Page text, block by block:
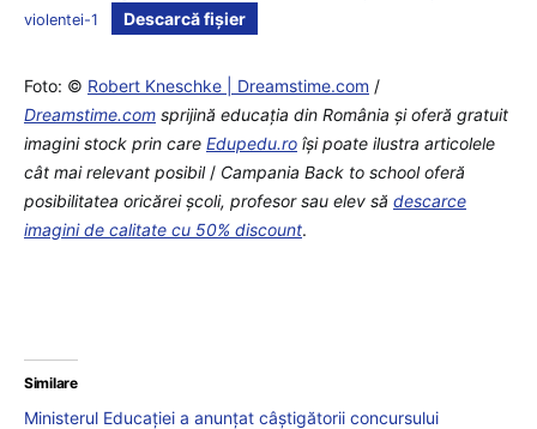
violentei-1
Descarcă fișier
Foto: © Robert Kneschke | Dreamstime.com /
Dreamstime.com sprijină educaţia din România şi oferă gratuit
imagini stock prin care Edupedu.ro îşi poate ilustra articolele
cât mai relevant posibil/ Campania Back to school oferă
posibilitatea oricărei școli, profesor sau elev să descarce
imagini de calitate cu 50% discount.
Similare
Ministerul Educației a anunțat câștigătorii concursului